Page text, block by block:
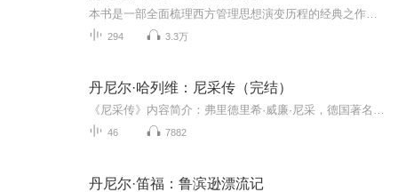
294 3.3万
丹尼尔·哈列维：尼采传（完结）
46 7882
丹尼尔·笛福：鲁滨逊漂流记